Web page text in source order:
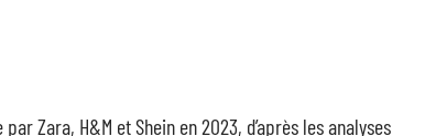
Zara, H&M et Shein en 2023, d’après les analyses